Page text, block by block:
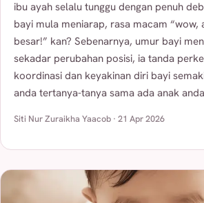
ibu ayah selalu tunggu dengan penuh
bayi mula meniarap, rasa macam “wow,
besar!” kan? Sebenarnya, umur bayi
sekadar perubahan posisi, ia tanda
koordinasi dan keyakinan diri bayi
anda tertanya-tanya sama ada anak
Siti Nur Zuraikha Yaacob · 21 Apr 2026